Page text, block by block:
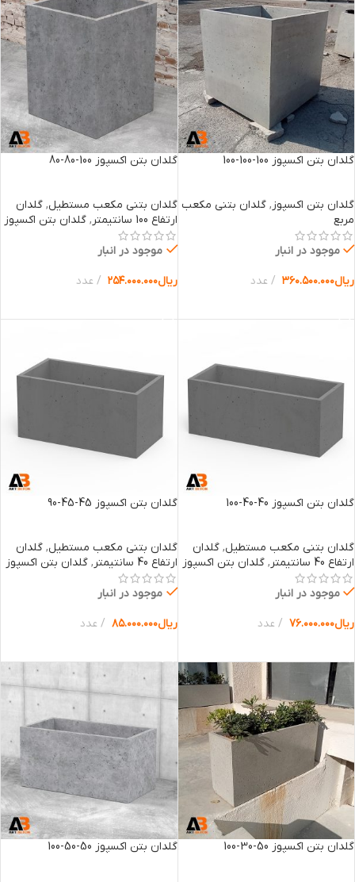
گلدان بتن اکسپوز 100-100-100
گلدان بتن اکسپوز , گلدان بتنی مکعب
مربع
موجود در انبار
ریال۳۶۰.۵۰۰.۰۰۰ عدد
گلدان بتن اکسپوز 100-80-80
گلدان بتنی مکعب مستطیل, گلدان
ارتفاع 100 سانتیمتر
, گلدان بتن اکسپوز
موجود در انبار
ریال۲۵۴.۰۰۰.۰۰۰ عدد
گلدان بتن اکسپوز 40-40-100
گلدان بتنی مکعب مستطیل, گلدان
ارتفاع 40 سانتیمتر
, گلدان بتن اکسپوز
موجود در انبار
ریال۷۶.۰۰۰.۰۰۰ عدد
گلدان بتن اکسپوز 45-45-90
گلدان بتنی مکعب مستطیل, گلدان
ارتفاع 40 سانتیمتر
, گلدان بتن اکسپوز
موجود در انبار
ریال۸۵.۰۰۰.۰۰۰ عدد
گلدان بتن اکسپوز 50-30-100 گلدان بتن اکسپوز 50-50-100